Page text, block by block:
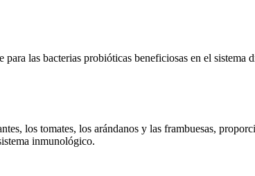
las bacterias probióticas beneficiosas en el sistema
los tomates, los arándanos y las frambuesas,
inmunológico.